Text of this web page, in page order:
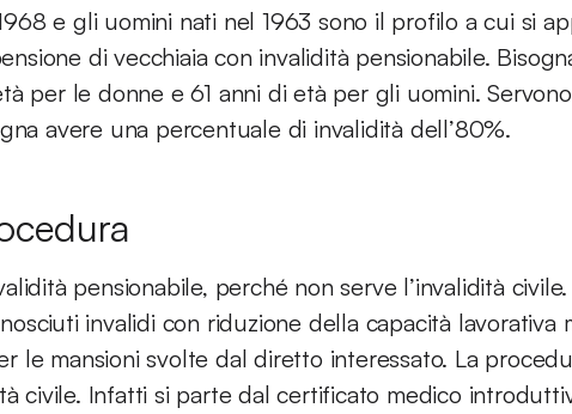
e gli uomini nati nel 1963 sono il profilo a cui si
di vecchiaia con invalidità pensionabile.
per le donne e 61 anni di età per gli uomini.
avere una percentuale di invalidità dell’80%.
pensionabile, perché non serve l’invalidità
invalidi con riduzione della capacità lavorativa
le mansioni svolte dal diretto interessato. La
civile. Infatti si parte dal certificato medico